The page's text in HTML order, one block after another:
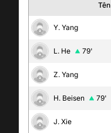
Tên
Y. Yang
L. He 79'
Z. Yang
H. Beisen 79'
J. Xie